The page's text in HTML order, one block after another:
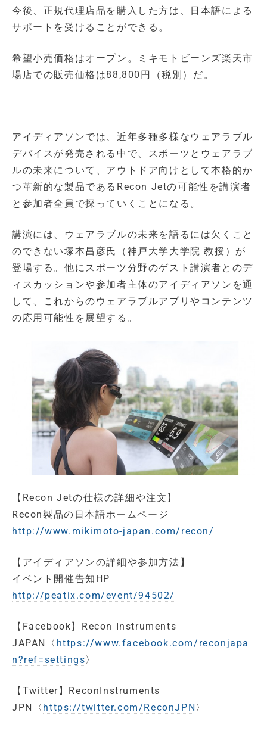
今後、正規代理店品を購入した方は、日本語による
サポートを受けることができる。
希望小売価格はオープン。ミキモトビーンズ楽天市
場店での販売価格は88,800円（税別）だ。
アイディアソンでは、近年多種多様なウェアラブル
デバイスが発売される中で、スポーツとウェアラブ
ルの未来について、アウトドア向けとして本格的か
つ革新的な製品であるRecon Jetの可能性を講演者
と参加者全員で探っていくことになる。
講演には、ウェアラブルの未来を語るには欠くこと
のできない塚本昌彦氏（神戸大学大学院 教授）が
登場する。他にスポーツ分野のゲスト講演者とのデ
ィスカッションや参加者主体のアイディアソンを通
して、これからのウェアラブルアプリやコンテンツ
の応用可能性を展望する。
【Recon Jetの仕様の詳細や注文】
Recon製品の日本語ホームページ
http://www.mikimoto-japan.com/recon/
【アイディアソンの詳細や参加方法】
イベント開催告知HP
http://peatix.com/event/94502/
【Facebook】Recon Instruments
JAPAN〈 https://www.facebook.com/reconjapa
n?ref=settings〉
【Twitter】ReconInstruments
JPN〈 https://twitter.com/ReconJPN 〉